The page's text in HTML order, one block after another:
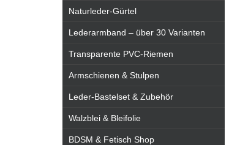
Naturleder-Gürtel
Lederarmband – über 30 Varianten
Transparente PVC-Riemen
Armschienen & Stulpen
Leder-Bastelset & Zubehör
Walzblei & Bleifolie
BDSM & Fetisch Shop